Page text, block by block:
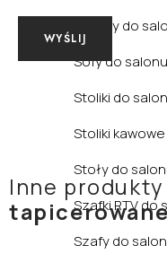
Regały do
Sofy do salonu
Stoliki do
Stoliki kawowe
Stoły do
Szafki RTV do
Szafy do
Inne